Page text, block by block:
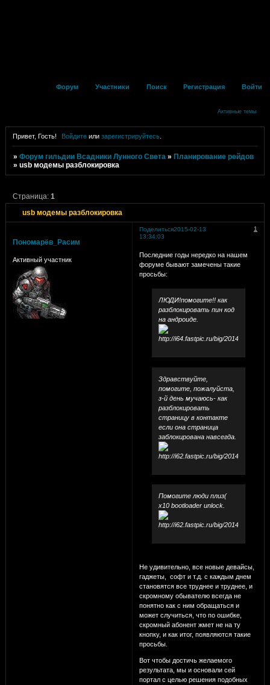
Форум Участники Поиск Регистрация Войти
Активные темы
Привет, Гость! Войдите илизарегистрируйтесь
»Форум гильдии Всадники Лунного Света »Планирование рейдов
»usb модемы разблокировка
usb модемы разблокировка
Страница:1
Поделиться 1
2015-02-13
13:34:03
Пономарёв_Расим
Активный участник
Последние годы нередко на нашем
форуме бывают замечены такие
просьбы:
ЛЮДИ!помогите!! как
разблокировать пин код
на андроиде.
Здравствуйте,
помогите, пожалуйста,
з-й день мучаюсь- как
разблокировать
страницу в контакте
если она страница
заблокирована навсегда.
Помогите люди плиз(
x10 bootloader unlock.
Не удивительно, все новые девайсы,
гаджеты, софт и т.д. с каждым днем
становятся все труднее и труднее, и
скромному обывателю всегда не
понятно как с ним обращаться и
может случиться, что по ошибке,
скромный абонент жмет не на ту
кнопку, и как итог, появляются такие
просьбы.
Вот чтобы достичь желаемого
результата, мы и основали сей
портал с целью решения подобных